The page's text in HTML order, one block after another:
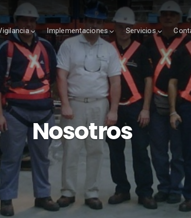
Implementaciones Servicios
Nosotros